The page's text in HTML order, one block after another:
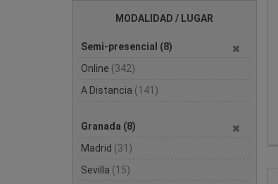
MODALIDAD / LUGAR
Semi-presencial (8)
Online (342)
A Distancia (141)
Granada (8)
Madrid (31)
Sevilla (15)